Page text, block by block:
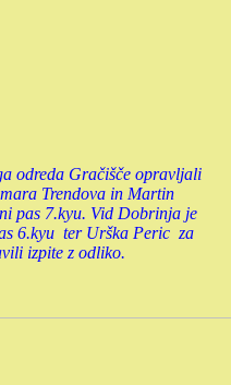
odreda Gračišče opravljali
Trendova in Martin
pas 7.kyu. Vid Dobrinja je
6.kyu ter Urška Peric za
izpite z odliko.